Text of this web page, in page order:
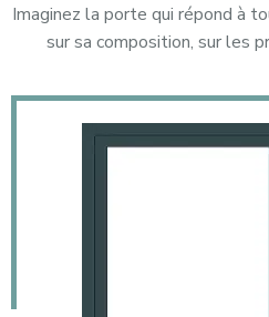
Imaginez la porte qui répond à
sur sa composition, sur les